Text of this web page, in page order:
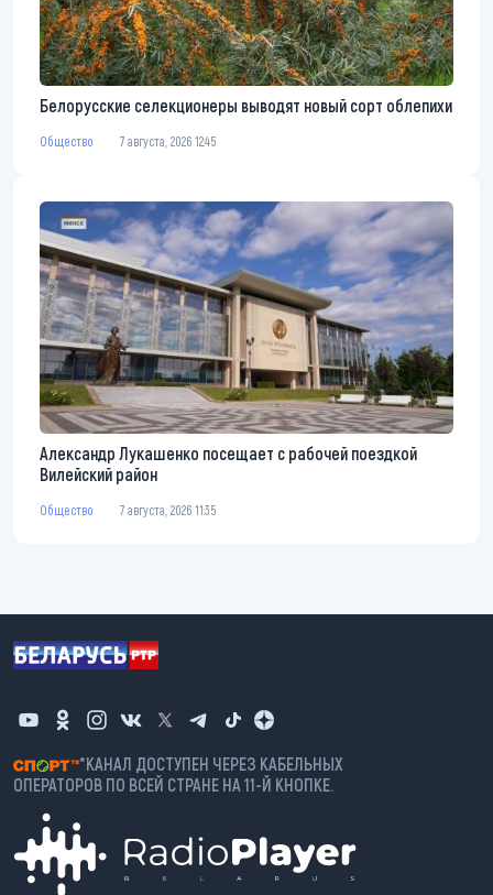
Белорусские селекционеры выводят новый сорт облепихи
Общество 7 августа, 2026 12:45
Александр Лукашенко посещает с рабочей поездкой
Вилейский район
Общество 7 августа, 2026 11:35
*КАНАЛ ДОСТУПЕН ЧЕРЕЗ КАБЕЛЬНЫХ
ОПЕРАТОРОВ ПО ВСЕЙ СТРАНЕ НА 11-Й КНОПКЕ.